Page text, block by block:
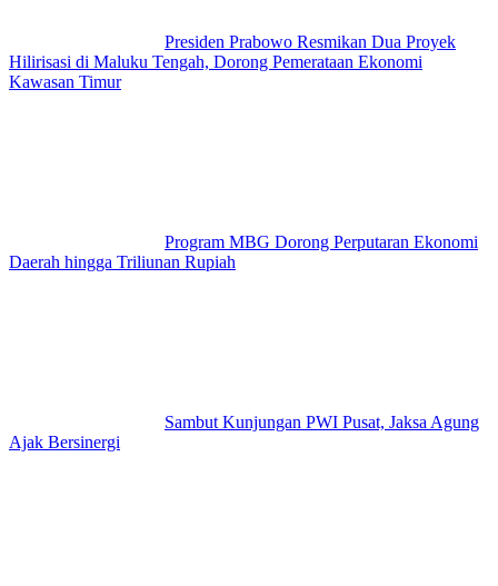
Presiden Prabowo Resmikan Dua Proyek
Hilirisasi di Maluku Tengah, Dorong Pemerataan Ekonomi
Kawasan Timur
Program MBG Dorong Perputaran Ekonomi
Daerah hingga Triliunan Rupiah
Sambut Kunjungan PWI Pusat, Jaksa Agung
Ajak Bersinergi